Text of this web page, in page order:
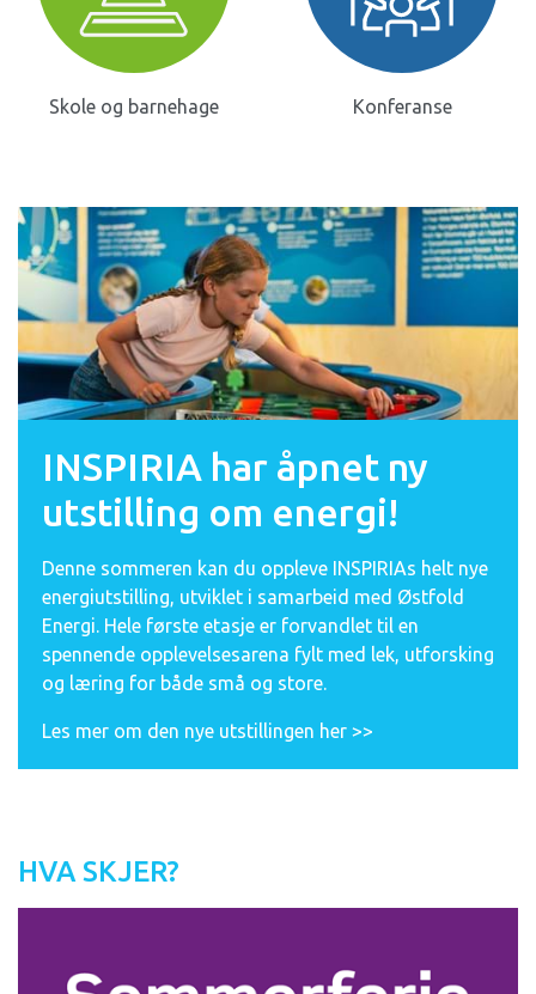
Skole og barnehage Konferanse
INSPIRIA har åpnet ny
utstilling om energi!
Denne sommeren kan du oppleve INSPIRIAs helt nye
energiutstilling, utviklet i samarbeid med Østfold
Energi. Hele første etasje er forvandlet til en
spennende opplevelsesarena fylt med lek, utforsking
og læring for både små og store.
Les mer om den nye utstillingen her >>
HVA SKJER?